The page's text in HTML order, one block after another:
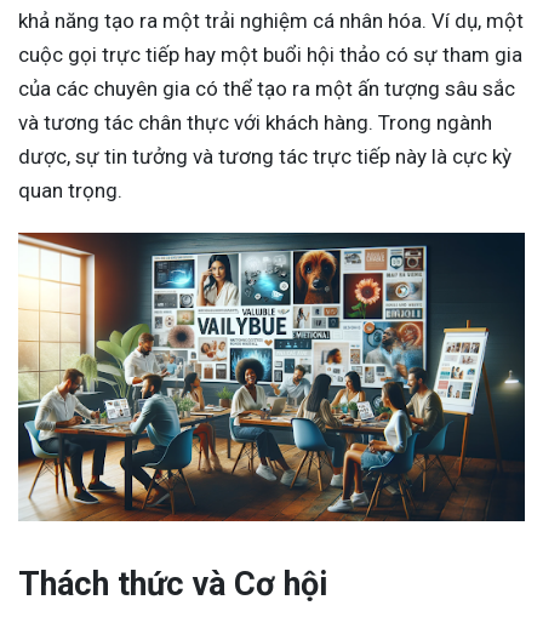
khả năng tạo ra một trải nghiệm cá nhân hóa. Ví dụ, một
cuộc gọi trực tiếp hay một buổi hội thảo có sự tham gia
của các chuyên gia có thể tạo ra một ấn tượng sâu sắc
và tương tác chân thực với khách hàng. Trong ngành
dược, sự tin tưởng và tương tác trực tiếp này là cực kỳ
quan trọng.
Thách thức và Cơ hội